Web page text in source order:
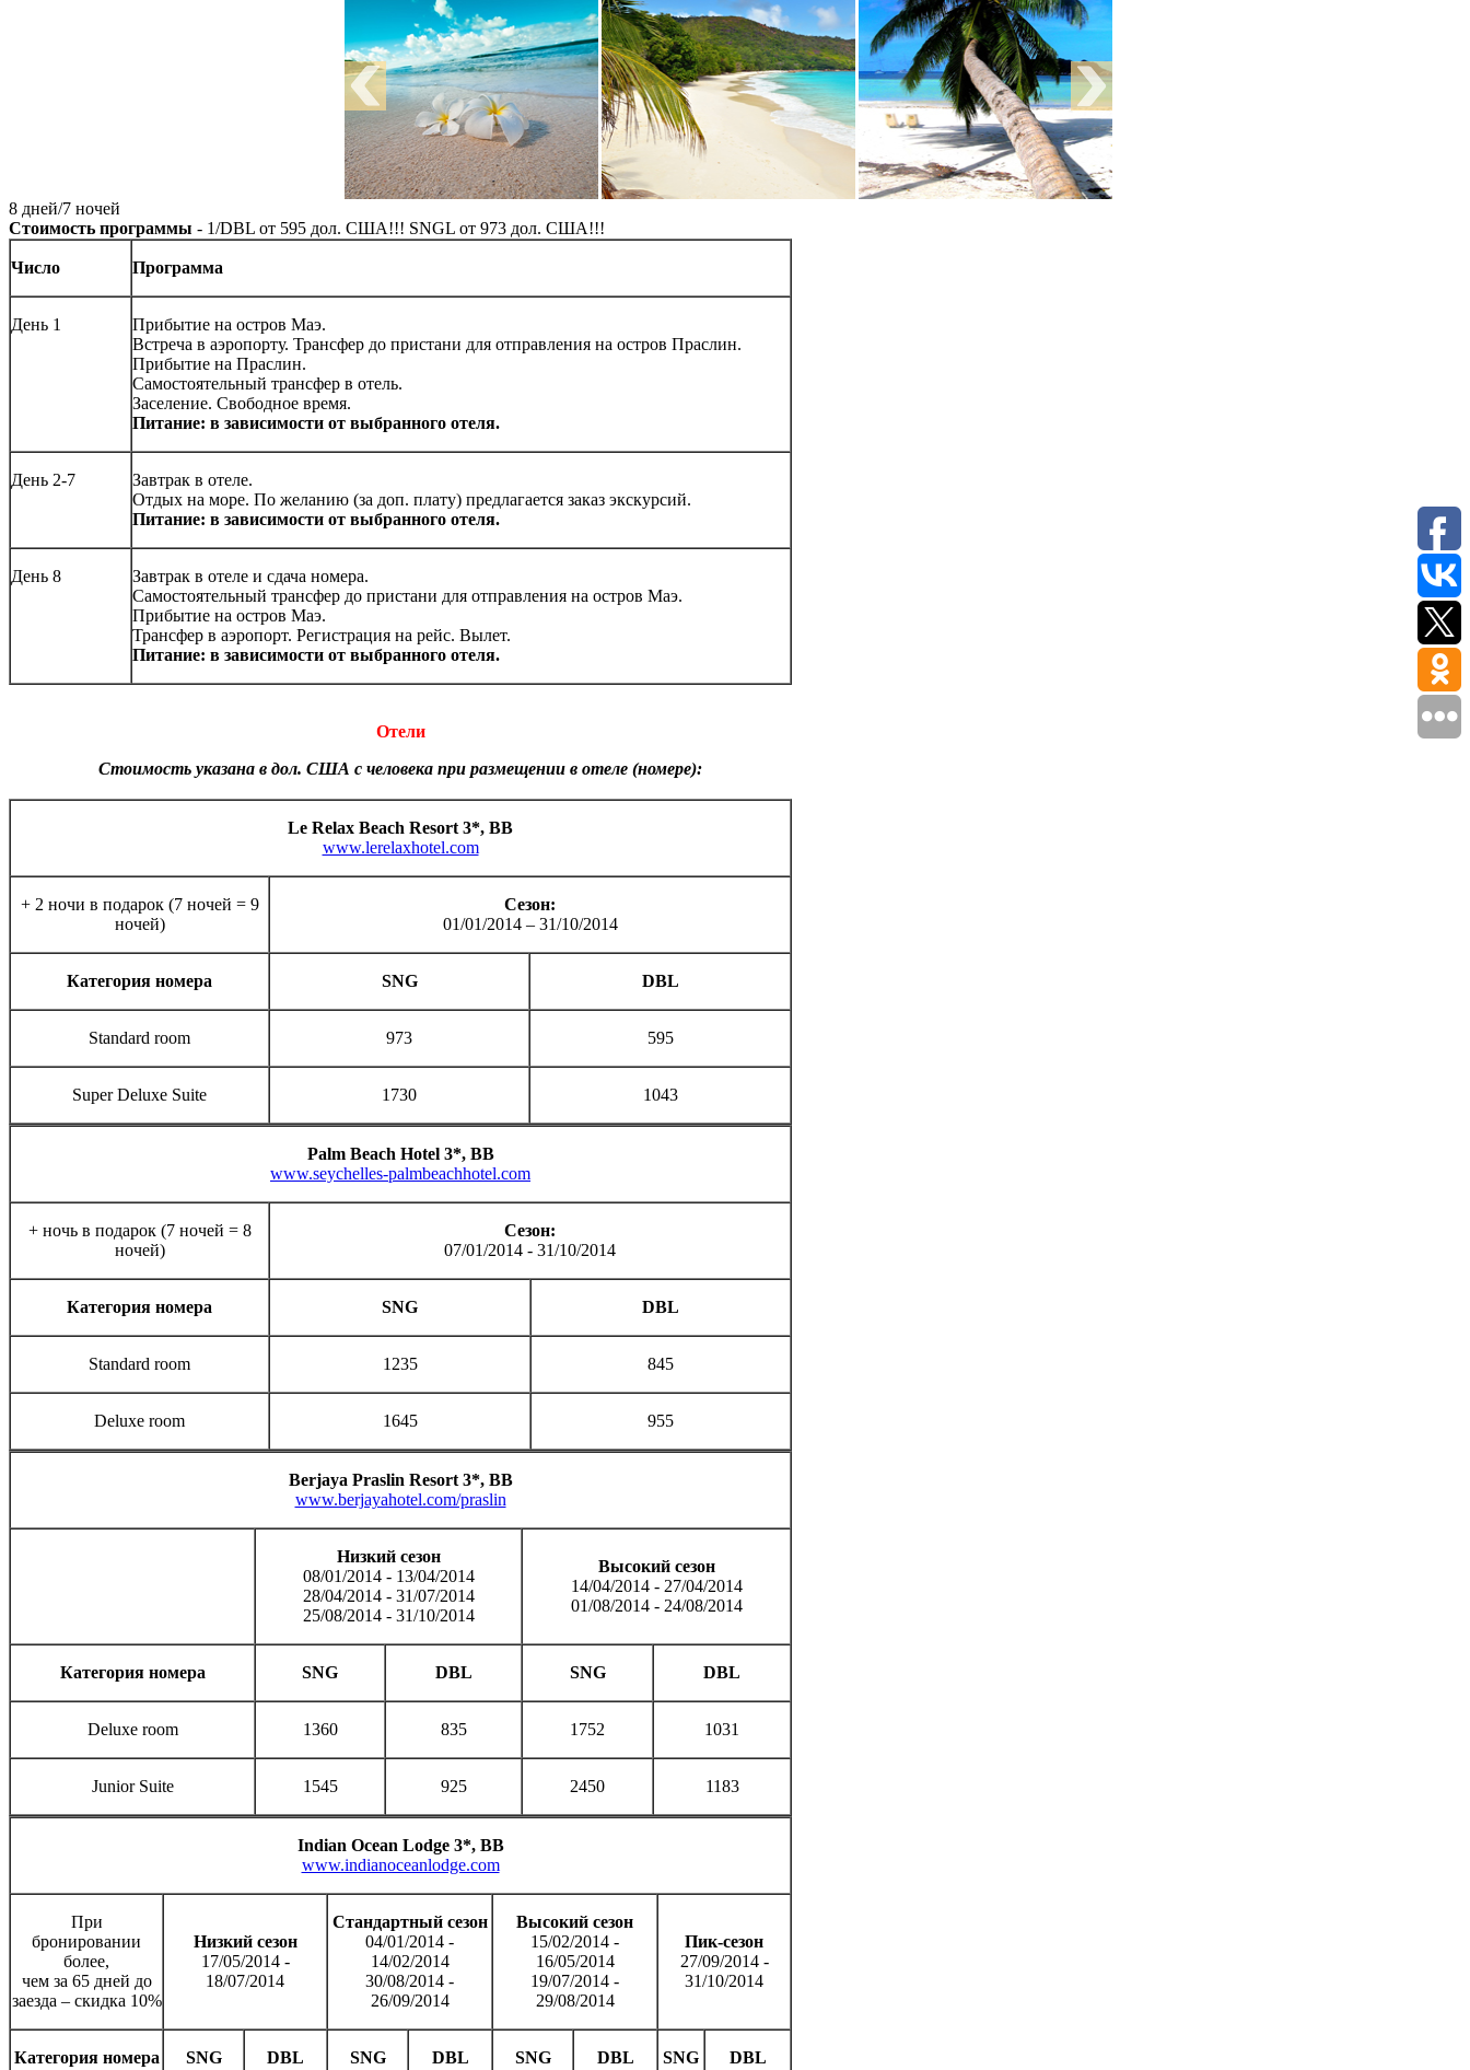
8 дней/7 ночей
Стоимость программы - 1/DBL от 595 дол. США!!! SNGL от 973 дол. США!!!
Число Программа
День 1
Прибытие на остров Маэ.
Встреча в аэропорту. Трансфер до пристани для отправления на остров Праслин.
Прибытие на Праслин.
Самостоятельный трансфер в отель.
Заселение. Свободное время.
Питание: в зависимости от выбранного отеля.
День 2-7
Завтрак в отеле.
Отдых на море. По желанию (за доп. плату) предлагается заказ экскурсий.
Питание: в зависимости от выбранного отеля.
День 8
Завтрак в отеле и сдача номера.
Самостоятельный трансфер до пристани для отправления на остров Маэ.
Прибытие на остров Маэ.
Трансфер в аэропорт. Регистрация на рейс. Вылет.
Питание: в зависимости от выбранного отеля.
Отели
Стоимость указана в дол. США с человека при размещении в отеле (номере):
Le Relax Beach Resort 3*, ВВ
www.lerelaxhotel.com
+ 2 ночи в подарок (7 ночей = 9
ночей)
Сезон:
01/01/2014 – 31/10/2014
Категория номера SNG DBL
Standard room 973 595
Super Deluxe Suite 1730 1043
Palm Beach Hotel 3*, ВВ
www.seychelles-palmbeachhotel.com
+ ночь в подарок (7 ночей = 8
ночей)
Cезон:
07/01/2014 - 31/10/2014
Категория номера SNG DBL
Standard room 1235 845
Deluxe room 1645 955
Berjaya Praslin Resort 3*, BB
www.berjayahotel.com/praslin
Низкий сезон
08/01/2014 - 13/04/2014
28/04/2014 - 31/07/2014
25/08/2014 - 31/10/2014
Высокий сезон
14/04/2014 - 27/04/2014
01/08/2014 - 24/08/2014
Категория номера SNG DBL SNG DBL
Deluxe room 1360 835 1752 1031
Junior Suite 1545 925 2450 1183
Indian Ocean Lodge 3*, BB
www.indianoceanlodge.com
При
бронировании
более,
чем за 65 дней до
заезда – скидка 10%
Низкий сезон
17/05/2014 -
18/07/2014
Стандартный сезон
04/01/2014 -
14/02/2014
30/08/2014 -
26/09/2014
Высокий сезон
15/02/2014 -
16/05/2014
19/07/2014 -
29/08/2014
Пик-сезон
27/09/2014 -
31/10/2014
Категория номера SNG DBL SNG DBL SNG DBL SNG DBL